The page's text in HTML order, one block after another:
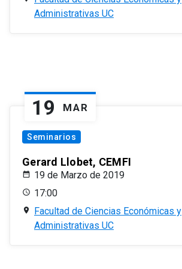
Administrativas UC
19 MAR
Seminarios
Gerard Llobet, CEMFI
19 de Marzo de 2019
17:00
Facultad de Ciencias Económicas y
Administrativas UC